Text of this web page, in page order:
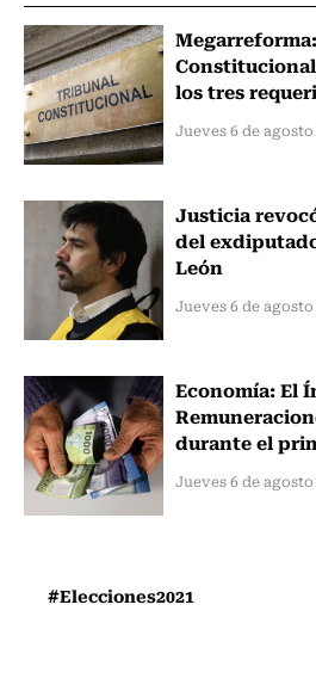
los tres
Jueves 6 de agosto
Justicia
del
León
Jueves 6 de agosto
Economía: El
durante el
Jueves 6 de agosto
#Elecciones2021